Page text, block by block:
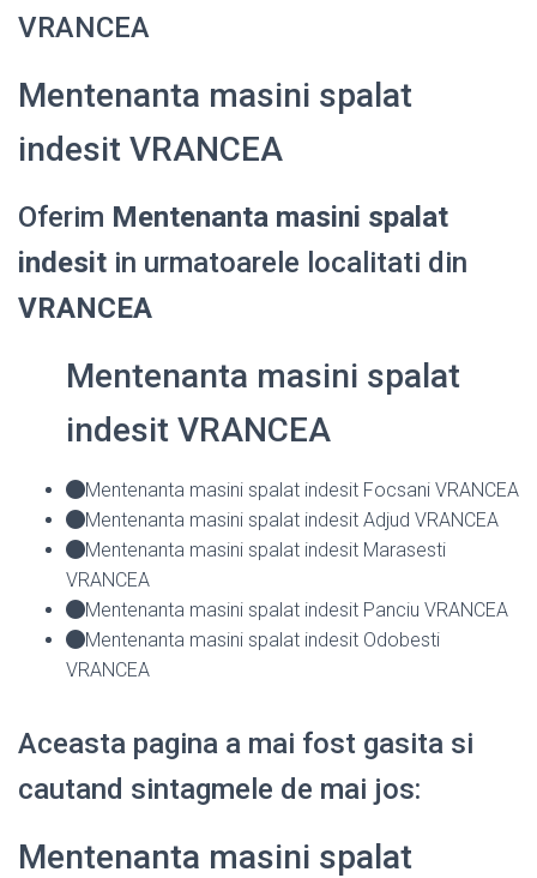
VRANCEA
Mentenanta masini spalat
indesit VRANCEA
Oferim Mentenanta masini spalat
indesit in urmatoarele localitati din
VRANCEA
Mentenanta masini spalat
indesit VRANCEA
Mentenanta masini spalat indesit Focsani VRANCEA
Mentenanta masini spalat indesit Adjud VRANCEA
Mentenanta masini spalat indesit Marasesti
VRANCEA
Mentenanta masini spalat indesit Panciu VRANCEA
Mentenanta masini spalat indesit Odobesti
VRANCEA
Aceasta pagina a mai fost gasita si
cautand sintagmele de mai jos:
Mentenanta masini spalat